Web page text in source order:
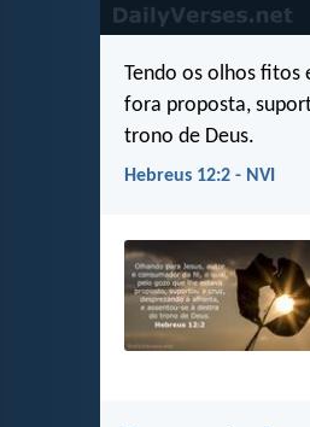
Tendo os olhos fitos
fora proposta,
trono de Deus.
Hebreus 12:2 - NVI